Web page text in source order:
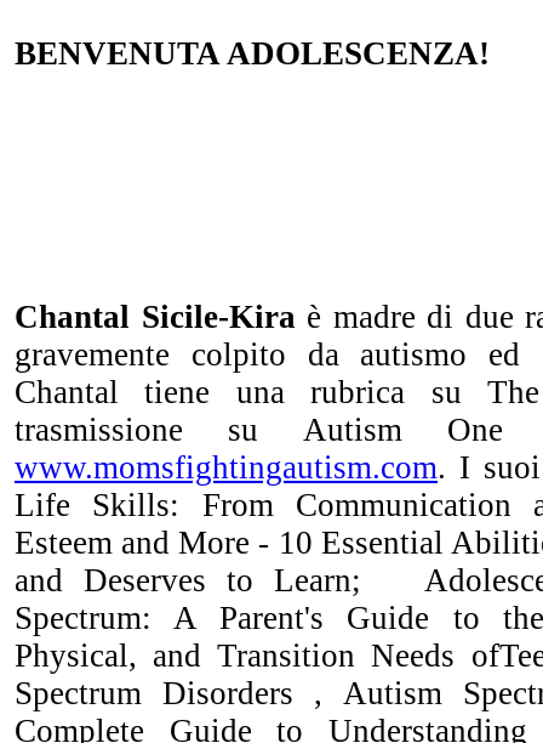
BENVENUTA ADOLESCENZA!
Chantal Sicile-Kira è madre di due
gravemente colpito da autismo
Chantal tiene una rubrica su
trasmissione su Autism
www.momsfightingautism.com. I
Life Skills: From Communication
Esteem and More - 10 Essential
and Deserves to Learn;
Spectrum: A Parent's Guide to
Physical, and Transition Needs
Spectrum Disorders , Autism
Complete Guide to